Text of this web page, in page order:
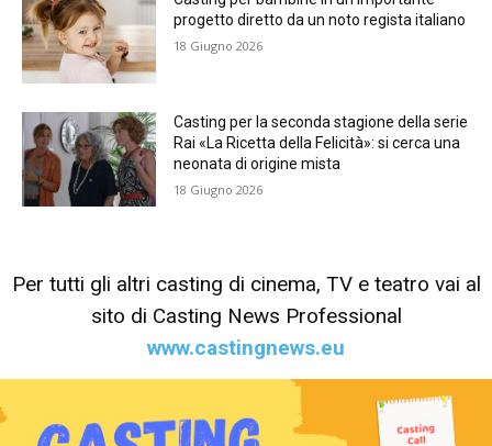
progetto diretto da un noto regista italiano
18 Giugno 2026
Casting per la seconda stagione della serie
Rai «La Ricetta della Felicità»: si cerca una
neonata di origine mista
18 Giugno 2026
Per tutti gli altri casting di cinema, TV e teatro vai al
sito di Casting News Professional
www.castingnews.eu